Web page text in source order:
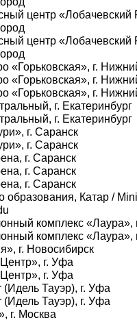
центр «Лобачевский
центр «Лобачевский
«Горьковская», г.
«Горьковская», г.
«Горьковская», г.
г. Екатеринбург
г. Екатеринбург
г. Саранск
г. Саранск
г. Саранск
г. Саранск
г. Саранск
образования, Катар /
комплекс «Лаура»,
комплекс «Лаура»,
г. Новосибирск
г. Уфа
г. Уфа
Тауэр), г. Уфа
Тауэр), г. Уфа
г. Москва